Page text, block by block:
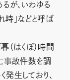
が、いわゆる
時」などと呼ば
（はくぼ）時間
事故件数を調
発生しており、